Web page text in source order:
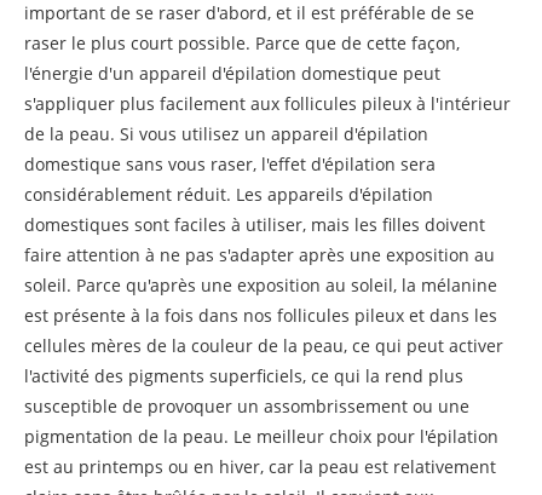
important de se raser d'abord, et il est préférable de se
raser le plus court possible. Parce que de cette façon,
l'énergie d'un appareil d'épilation domestique peut
s'appliquer plus facilement aux follicules pileux à l'intérieur
de la peau. Si vous utilisez un appareil d'épilation
domestique sans vous raser, l'effet d'épilation sera
considérablement réduit. Les appareils d'épilation
domestiques sont faciles à utiliser, mais les filles doivent
faire attention à ne pas s'adapter après une exposition au
soleil. Parce qu'après une exposition au soleil, la mélanine
est présente à la fois dans nos follicules pileux et dans les
cellules mères de la couleur de la peau, ce qui peut activer
l'activité des pigments superficiels, ce qui la rend plus
susceptible de provoquer un assombrissement ou une
pigmentation de la peau. Le meilleur choix pour l'épilation
est au printemps ou en hiver, car la peau est relativement